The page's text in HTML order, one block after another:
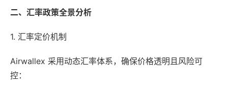
二、汇率政策全景分析
1. 汇率定价机制
Airwallex 采用动态汇率体系，确保价格透明且风险可
控：